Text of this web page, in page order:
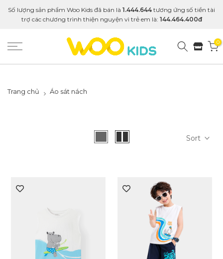
Số lượng sản phẩm Woo Kids đã bán là 1.444.644 tương ứng số tiền tài
trợ các chương trình thiện nguyện vì trẻ em là: 144.464.400đ
0
Trang chủ Áo sát nách
Sort